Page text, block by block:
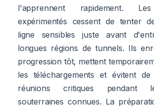
l'apprennent rapidement.
expérimentés cessent de tenter
ligne sensibles juste avant
longues régions de tunnels. Ils
progression tôt, mettent
les téléchargements et évitent
réunions critiques pendant
souterraines connues. La